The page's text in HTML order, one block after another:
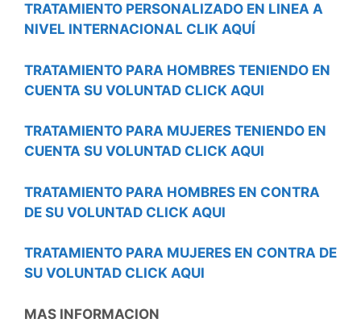
TRATAMIENTO PERSONALIZADO EN LINEA A
NIVEL INTERNACIONAL CLIK AQUÍ
TRATAMIENTO PARA HOMBRES TENIENDO EN
CUENTA SU VOLUNTAD CLICK AQUI
TRATAMIENTO PARA MUJERES TENIENDO EN
CUENTA SU VOLUNTAD CLICK AQUI
TRATAMIENTO PARA HOMBRES EN CONTRA
DE SU VOLUNTAD CLICK AQUI
TRATAMIENTO PARA MUJERES EN CONTRA DE
SU VOLUNTAD CLICK AQUI
MAS INFORMACION